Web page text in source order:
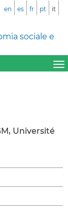
sociale e
en es fr pt it
Université